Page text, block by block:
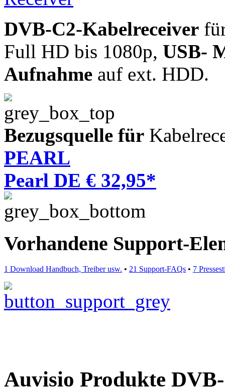
DVB-C2-Kabelreceiver
Full HD bis 1080p, USB-
Aufnahme auf ext. HDD.
Bezugsquelle für
PEARL
Pearl DE € 32,95*
Vorhandene Support-
1 Download Handbuch, Treiber usw. • 21 Support-FAQs • 7
Auvisio Produkte